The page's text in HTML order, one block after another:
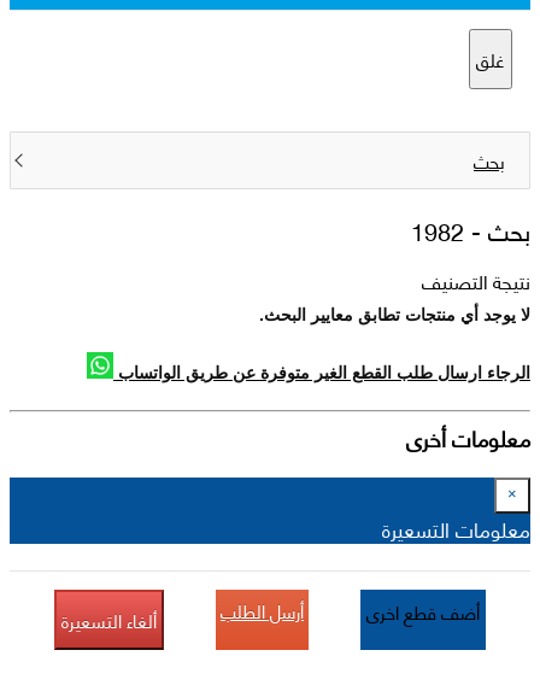
غلق
بحث
بحث - 1982
نتيجة التصنيف
لا يوجد أي منتجات تطابق معايير البحث.
الرجاء ارسال طلب القطع الغير متوفرة عن طريق الواتساب
معلومات أخرى
×
معلومات التسعيرة
أضف قطع اخرى أرسل الطلب ألغاء التسعيرة